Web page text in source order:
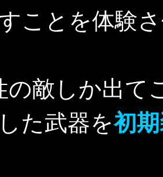
ことを体験
敵しか出て
た武器を初